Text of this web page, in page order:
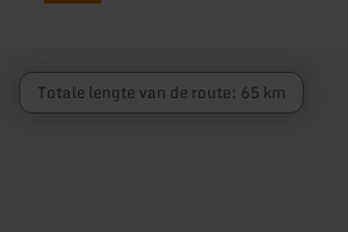
Totale lengte van de route: 65 km